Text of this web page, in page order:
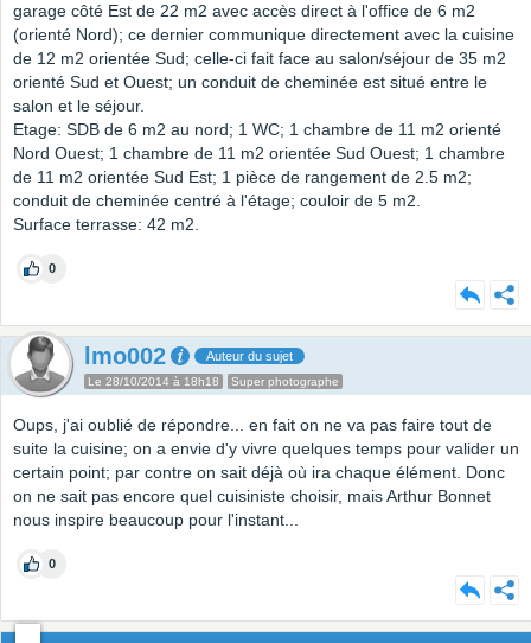
garage côté Est de 22 m2 avec accès direct à l'office de 6 m2
(orienté Nord); ce dernier communique directement avec la cuisine
de 12 m2 orientée Sud; celle-ci fait face au salon/séjour de 35 m2
orienté Sud et Ouest; un conduit de cheminée est situé entre le
salon et le séjour.
Etage: SDB de 6 m2 au nord; 1 WC; 1 chambre de 11 m2 orienté
Nord Ouest; 1 chambre de 11 m2 orientée Sud Ouest; 1 chambre
de 11 m2 orientée Sud Est; 1 pièce de rangement de 2.5 m2;
conduit de cheminée centré à l'étage; couloir de 5 m2.
Surface terrasse: 42 m2.
0
lmo002 Auteur du sujet
Le 28/10/2014 à 18h18 Super photographe
Oups, j'ai oublié de répondre... en fait on ne va pas faire tout de
suite la cuisine; on a envie d'y vivre quelques temps pour valider un
certain point; par contre on sait déjà où ira chaque élément. Donc
on ne sait pas encore quel cuisiniste choisir, mais Arthur Bonnet
nous inspire beaucoup pour l'instant...
0